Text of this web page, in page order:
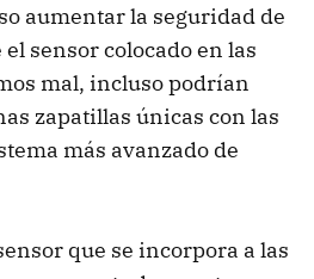
aumentar la seguridad de
sensor colocado en las
mal, incluso podrían
zapatillas únicas con las
más avanzado de
que se incorpora a las